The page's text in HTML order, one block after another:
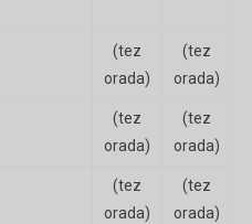
(tez
orada)
(tez
orada)
(tez
orada)
(tez
orada)
(tez
orada)
(tez
orada)